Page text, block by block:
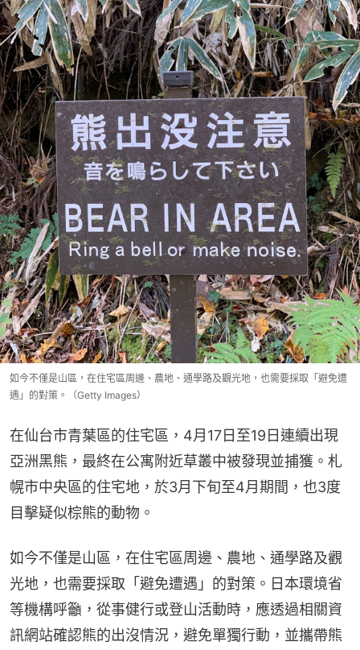
如今不僅是山區，在住宅區周邊、農地、通學路及觀光地，也需要採取「避免遭
遇」的對策。（Getty Images）
在仙台市青葉區的住宅區，4月17日至19日連續出現
亞洲黑熊，最終在公寓附近草叢中被發現並捕獲。札
幌市中央區的住宅地，於3月下旬至4月期間，也3度
目擊疑似棕熊的動物。
如今不僅是山區，在住宅區周邊、農地、通學路及觀
光地，也需要採取「避免遭遇」的對策。日本環境省
等機構呼籲，從事健行或登山活動時，應透過相關資
訊網站確認熊的出沒情況，避免單獨行動，並攜帶熊